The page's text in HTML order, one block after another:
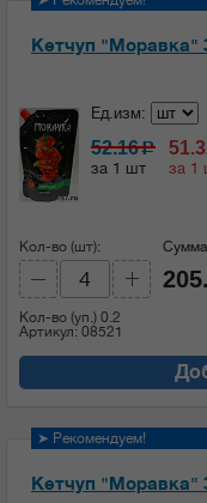
Кетчуп "Моравка"
Ед.изм:
52.16c
за 1 шт за 1
Кол-во (шт):
Кол-во (уп.) 0.2
Артикул: 08521
➤ Рекомендуем!
Кетчуп "Моравка"